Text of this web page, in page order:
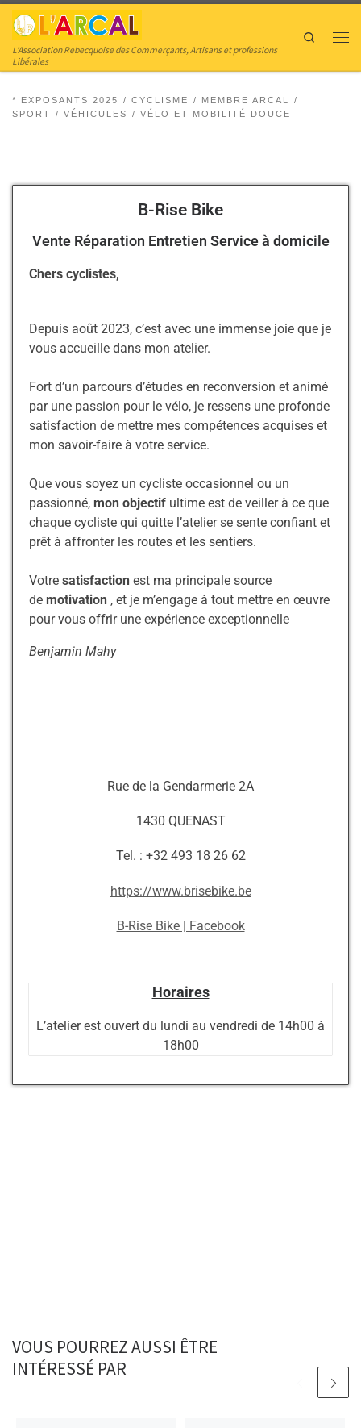
Skip to content
L’Association Rebecquoise des Commerçants, Artisans et professions
Libérales
Search
* EXPOSANTS 2025 CYCLISME
MEMBRE ARCAL
SPORT
VÉHICULES VÉLO ET MOBILITÉ DOUCE
B-Rise Bike
Vente Réparation Entretien Service à domicile
Chers cyclistes,
Depuis août 2023, c’est avec une immense joie que je
vous accueille dans mon atelier.
Fort d’un parcours d’études en reconversion et animé
par une passion pour le vélo, je ressens une profonde
satisfaction de mettre mes compétences acquises et
mon savoir-faire à votre service.
Que vous soyez un cycliste occasionnel ou un
passionné, mon objectif ultime est de veiller à ce que
chaque cycliste qui quitte l’atelier se sente confiant et
prêt à affronter les routes et les sentiers.
Votre satisfaction est ma principale source
de motivation , et je m’engage à tout mettre en œuvre
pour vous offrir une expérience exceptionnelle
Benjamin Mahy
Rue de la Gendarmerie 2A
1430 QUENAST
Tel. : +32 493 18 26 62
https://www.brisebike.be
B-Rise Bike | Facebook
Horaires
L’atelier est ouvert du lundi au vendredi de 14h00 à
18h00
VOUS POURREZ AUSSI ÊTRE
INTÉRESSÉ PAR